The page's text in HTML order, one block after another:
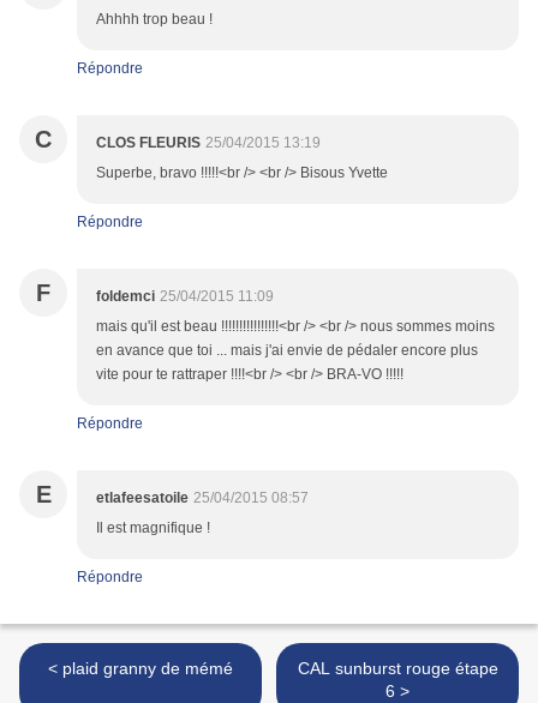
Ahhhh trop beau !
Répondre
C CLOS FLEURIS 25/04/2015 13:19
Superbe, bravo !!!!!<br /> <br /> Bisous Yvette
Répondre
F foldemci 25/04/2015 11:09
mais qu'il est beau !!!!!!!!!!!!!!!!<br /> <br /> nous sommes moins
en avance que toi ... mais j'ai envie de pédaler encore plus
vite pour te rattraper !!!!<br /> <br /> BRA-VO !!!!!
Répondre
E etlafeesatoile 25/04/2015 08:57
Il est magnifique !
Répondre
< plaid granny de mémé
CAL sunburst rouge étape
6 >